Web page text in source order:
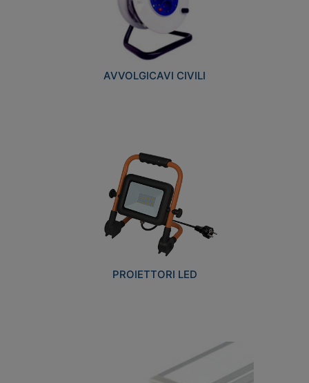
AVVOLGICAVI CIVILI
PROIETTORI LED